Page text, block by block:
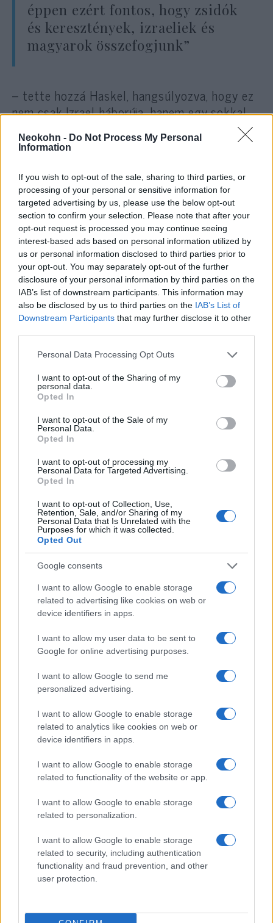
Neokohn - Do Not Process My Personal
Information
If you wish to opt-out of the sale, sharing to third parties, or
processing of your personal or sensitive information for
targeted advertising by us, please use the below opt-out
section to confirm your selection. Please note that after your
opt-out request is processed you may continue seeing
interest-based ads based on personal information utilized by
us or personal information disclosed to third parties prior to
your opt-out. You may separately opt-out of the further
disclosure of your personal information by third parties on the
IAB’s list of downstream participants. This information may
also be disclosed by us to third parties on the IAB’s List of
Downstream Participants that may further disclose it to other
Please note that this website/app uses one or more Google
not limited to your visit or usage behaviour. You may click to
grant or deny consent to Google and its third-party tags to
use your data for below specified purposes in below Google
consent section.
Personal Data Processing Opt Outs
I want to opt-out of the Sharing of my
personal data.
Opted In
I want to opt-out of the Sale of my
Personal Data.
Opted In
I want to opt-out of processing my
Personal Data for Targeted Advertising.
Opted In
I want to opt-out of Collection, Use,
Retention, Sale, and/or Sharing of my
Personal Data that Is Unrelated with the
Purposes for which it was collected.
Opted Out
Google consents
I want to allow Google to enable storage
related to advertising like cookies on web or
device identifiers in apps.
I want to allow my user data to be sent to
Google for online advertising purposes.
I want to allow Google to send me
personalized advertising.
I want to allow Google to enable storage
related to analytics like cookies on web or
device identifiers in apps.
I want to allow Google to enable storage
related to functionality of the website or app.
I want to allow Google to enable storage
related to personalization.
I want to allow Google to enable storage
related to security, including authentication
functionality and fraud prevention, and other
user protection.
éppen ezért fontos, hogy zsidók
és keresztények, izraeliek és
magyarok összefogjunk”
– tette hozzá Haskel, hangsúlyozva, hogy ez
nem csak Izrael háborúja, hanem egy sokkal
tények mellett most minden eddiginél
nagyobb jelentősséggel bír. Kérem Önöket,
továbbra is támogassanak bennünket, szólják
az igazságot, azokon a helyeken, melyeket
még a hazugság ural.
Ne csak Jeruzsálem békességéért
imádkozzanak, hanem hogy
akik a halált és a sötétséget
Mert ez nem csak egy Izrael jövőjéért
folytatott háború, hanem a szabad világ
lelkéért. Köszönöm, Isten áldja Önöket, Isten
áldja Izrael államát, Isten áldja
Magyarországot!”
Cionista keresztények álltak ki
antiszemitizmus ellen
Izrael hálás Magyarországnak
„El nem tudom mondani, mennyire értékelem a
kormányuk álláspontját, azt a támogatást és
szeretetet, amit Magyarországról és a
közösségüktől kapunk a gyűlölet, rasszizmus
idején” – hangsúlyozta a külügyminiszter-
helyettes.
Haskel elmondta, sajnálatos módon
személyes tapasztalatai is vannak az európai
antiszemita erőszakról:
86 éves
Franciaországban arabok egy
csoportja támadott rá,
megütötték, földre teperték, és